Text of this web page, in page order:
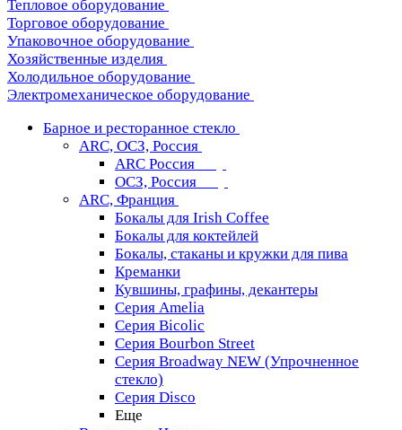
Тепловое оборудование
Торговое оборудование
Упаковочное оборудование
Хозяйственные изделия
Холодильное оборудование
Электромеханическое оборудование
Барное и ресторанное стекло
ARC, ОСЗ, Россия
ARC Россия
ОСЗ, Россия
ARC, Франция
Бокалы для Irish Coffee
Бокалы для коктейлей
Бокалы, стаканы и кружки для пива
Креманки
Кувшины, графины, декантеры
Серия Amelia
Серия Bicolic
Серия Bourbon Street
Серия Broadway NEW (Упрочненное
стекло)
Серия Disco
Еще